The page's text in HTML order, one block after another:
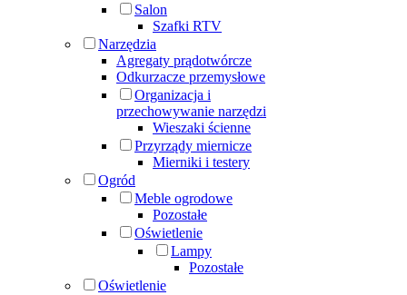
Salon
Szafki RTV
Narzędzia
Agregaty prądotwórcze
Odkurzacze przemysłowe
Organizacja i
przechowywanie narzędzi
Wieszaki ścienne
Przyrządy miernicze
Mierniki i testery
Ogród
Meble ogrodowe
Pozostałe
Oświetlenie
Lampy
Pozostałe
Oświetlenie